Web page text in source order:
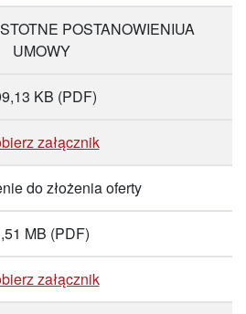
POSTANOWIENIUA
UMOWY
KB (PDF)
załącznik
do złożenia oferty
MB (PDF)
załącznik